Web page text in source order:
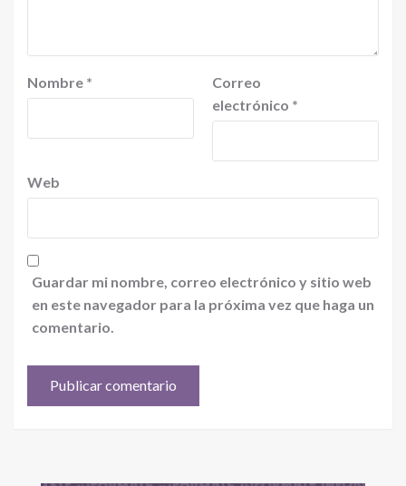
Nombre *
Correo
electrónico *
Web
Guardar mi nombre, correo electrónico y sitio web
en este navegador para la próxima vez que haga un
comentario.